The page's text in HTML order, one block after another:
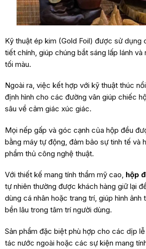
Kỹ thuật ép kim (Gold Foil) được sử dụng
tiết chính, giúp chúng bắt sáng lấp lánh và
tối màu.
Ngoài ra, việc kết hợp với kỹ thuật thúc
định hình cho các đường vân giúp chiếc
sâu về cảm giác xúc giác.
Mọi nếp gấp và góc cạnh của hộp đều
bằng máy tự động, đảm bảo sự tinh tế và
phẩm thủ công nghệ thuật.
Với thiết kế mang tính thẩm mỹ cao, hộp
tự nhiên thường được khách hàng giữ lại
dùng cá nhân hoặc trang trí, giúp hình ảnh
bền lâu trong tâm trí người dùng.
Sản phẩm đặc biệt phù hợp cho các dịp
tác nước ngoài hoặc các sự kiện mang